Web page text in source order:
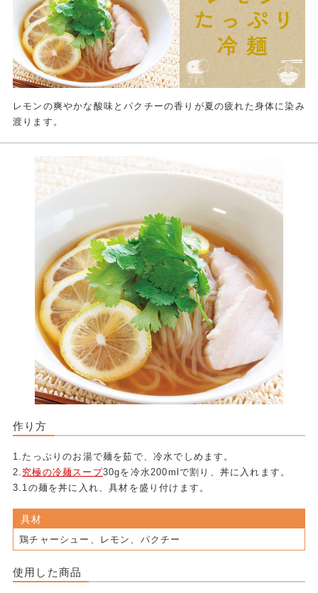
レモンの爽やかな酸味とパクチーの香りが夏の疲れた身体に染み
渡ります。
作り方
1.たっぷりのお湯で麺を茹で、冷水でしめます。
2. 究極の冷麺スープ30gを冷水200mlで割り、丼に入れます。
3.1の麺を丼に入れ、具材を盛り付けます。
具材
鶏チャーシュー、レモン、パクチー
使用した商品